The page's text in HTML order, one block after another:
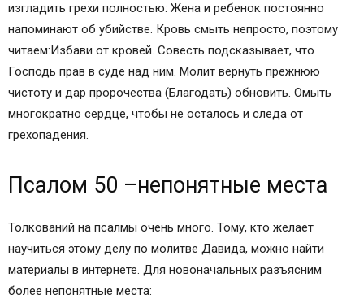
изгладить грехи полностью: Жена и ребенок постоянно
напоминают об убийстве. Кровь смыть непросто, поэтому
читаем:Избави от кровей. Совесть подсказывает, что
Господь прав в суде над ним. Молит вернуть прежнюю
чистоту и дар пророчества (Благодать) обновить. Омыть
многократно сердце, чтобы не осталось и следа от
грехопадения.
Псалом 50 –непонятные места
Толкований на псалмы очень много. Тому, кто желает
научиться этому делу по молитве Давида, можно найти
материалы в интернете. Для новоначальных разъясним
более непонятные места: